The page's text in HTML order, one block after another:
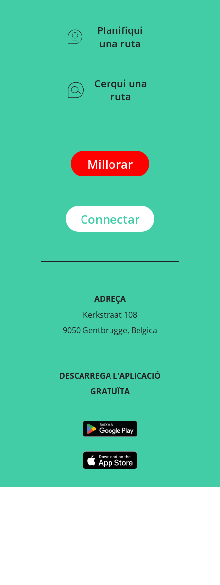
Planifiqui
una ruta
Cerqui una
ruta
Millorar
Connectar
ADREÇA
Kerkstraat 108
9050 Gentbrugge, Bèlgica
DESCARREGA L'APLICACIÓ
GRATUÏTA